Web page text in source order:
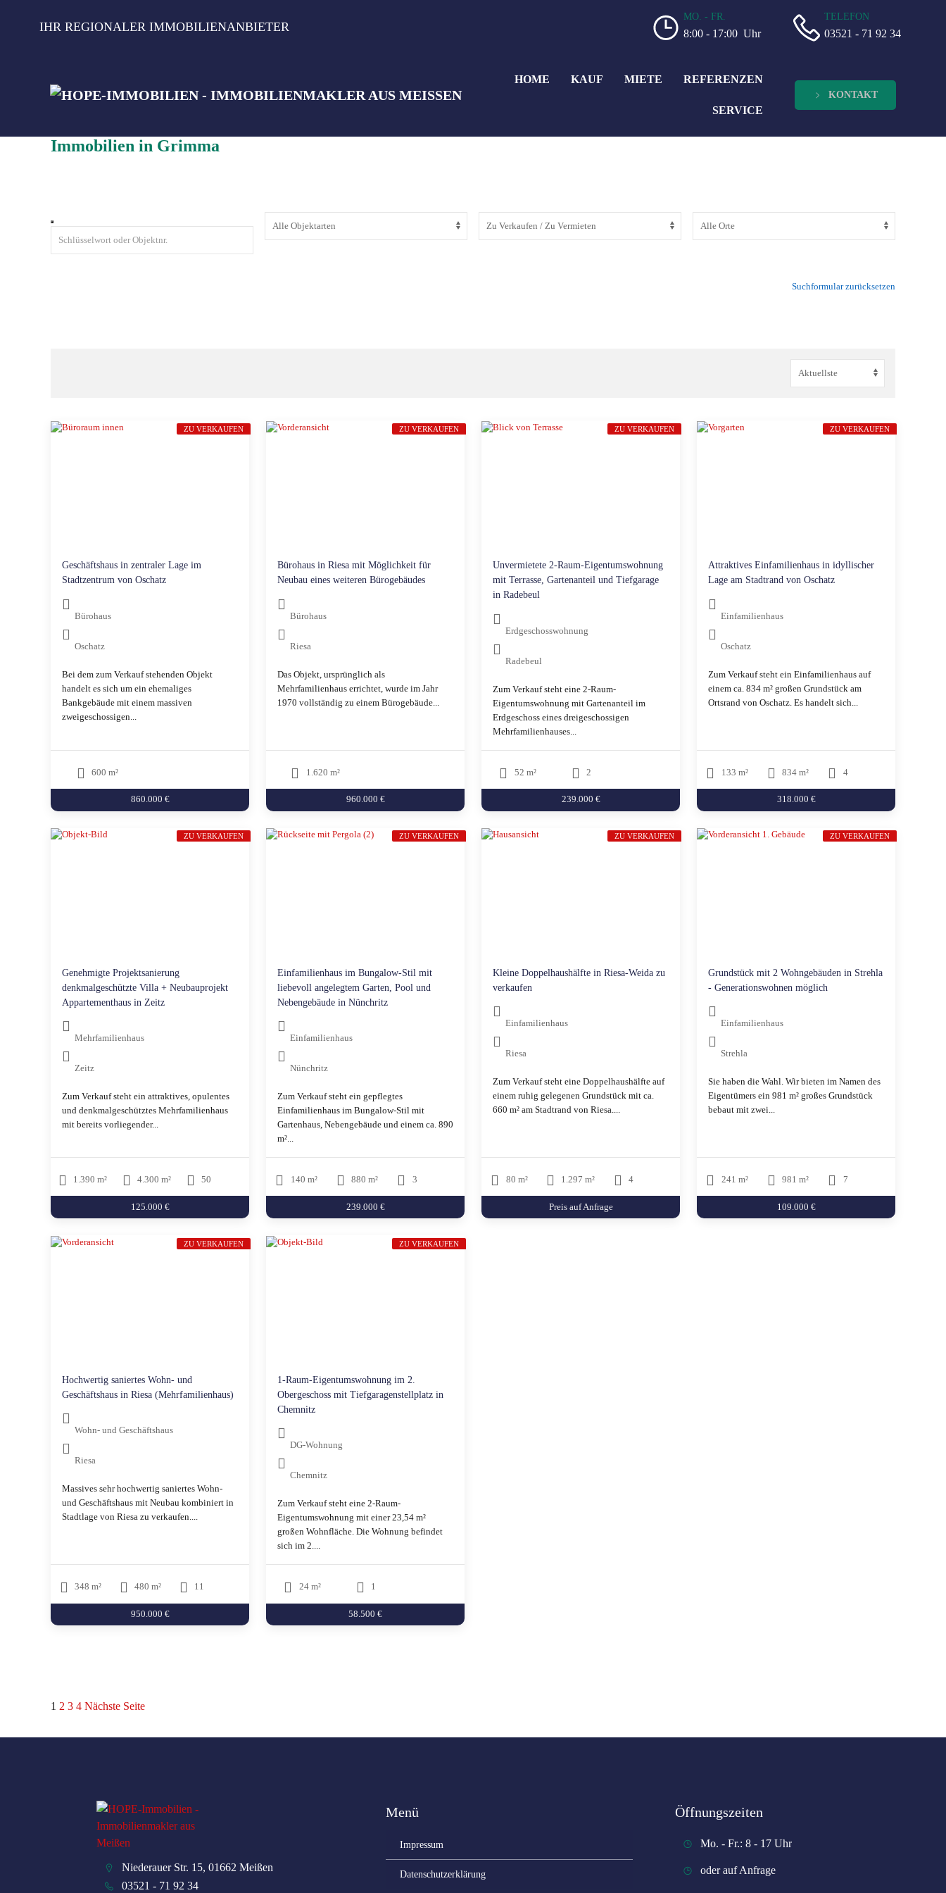
IHR REGIONALER IMMOBILIENANBIETER
MO. - FR.
8:00 - 17:00 Uhr
TELEFON
03521 - 71 92 34
HOME KAUF MIETE REFERENZEN
SERVICE
KONTAKT
Immobilien in Grimma
Suchformular zurücksetzen
Geschäftshaus in zentraler Lage im
Stadtzentrum von Oschatz
Bürohaus
Oschatz
Bei dem zum Verkauf stehenden Objekt
handelt es sich um ein ehemaliges
Bankgebäude mit einem massiven
zweigeschossigen...
600 m²
860.000 €
ZU VERKAUFEN
Bürohaus in Riesa mit Möglichkeit für
Neubau eines weiteren Bürogebäudes
Bürohaus
Riesa
Das Objekt, ursprünglich als
Mehrfamilienhaus errichtet, wurde im Jahr
1970 vollständig zu einem Bürogebäude...
1.620 m²
960.000 €
ZU VERKAUFEN
Unvermietete 2-Raum-Eigentumswohnung
mit Terrasse, Gartenanteil und Tiefgarage
in Radebeul
Erdgeschosswohnung
Radebeul
Zum Verkauf steht eine 2-Raum-
Eigentumswohnung mit Gartenanteil im
Erdgeschoss eines dreigeschossigen
Mehrfamilienhauses...
52 m² 2
239.000 €
ZU VERKAUFEN
Attraktives Einfamilienhaus in idyllischer
Lage am Stadtrand von Oschatz
Einfamilienhaus
Oschatz
Zum Verkauf steht ein Einfamilienhaus auf
einem ca. 834 m² großen Grundstück am
Ortsrand von Oschatz. Es handelt sich...
133 m² 834 m² 4
318.000 €
ZU VERKAUFEN
Genehmigte Projektsanierung
denkmalgeschützte Villa + Neubauprojekt
Appartementhaus in Zeitz
Mehrfamilienhaus
Zeitz
Zum Verkauf steht ein attraktives, opulentes
und denkmalgeschütztes Mehrfamilienhaus
mit bereits vorliegender...
1.390 m² 4.300 m² 50
125.000 €
ZU VERKAUFEN
Einfamilienhaus im Bungalow-Stil mit
liebevoll angelegtem Garten, Pool und
Nebengebäude in Nünchritz
Einfamilienhaus
Nünchritz
Zum Verkauf steht ein gepflegtes
Einfamilienhaus im Bungalow-Stil mit
Gartenhaus, Nebengebäude und einem ca. 890
m²...
140 m² 880 m² 3
239.000 €
ZU VERKAUFEN
Kleine Doppelhaushälfte in Riesa-Weida zu
verkaufen
Einfamilienhaus
Riesa
Zum Verkauf steht eine Doppelhaushälfte auf
einem ruhig gelegenen Grundstück mit ca.
660 m² am Stadtrand von Riesa....
80 m² 1.297 m² 4
Preis auf Anfrage
ZU VERKAUFEN
Grundstück mit 2 Wohngebäuden in Strehla
- Generationswohnen möglich
Einfamilienhaus
Strehla
Sie haben die Wahl. Wir bieten im Namen des
Eigentümers ein 981 m² großes Grundstück
bebaut mit zwei...
241 m² 981 m² 7
109.000 €
ZU VERKAUFEN
Hochwertig saniertes Wohn- und
Geschäftshaus in Riesa (Mehrfamilienhaus)
Wohn- und Geschäftshaus
Riesa
Massives sehr hochwertig saniertes Wohn-
und Geschäftshaus mit Neubau kombiniert in
Stadtlage von Riesa zu verkaufen....
348 m² 480 m² 11
950.000 €
ZU VERKAUFEN
1-Raum-Eigentumswohnung im 2.
Obergeschoss mit Tiefgaragenstellplatz in
Chemnitz
DG-Wohnung
Chemnitz
Zum Verkauf steht eine 2-Raum-
Eigentumswohnung mit einer 23,54 m²
großen Wohnfläche. Die Wohnung befindet
sich im 2....
24 m² 1
58.500 €
ZU VERKAUFEN
Seitennummerierung
der
1 2 3 4 Nächste Seite
Niederauer Str. 15, 01662 Meißen
03521 - 71 92 34
Menü
Impressum
Datenschutzerklärung
Öffnungszeiten
Mo. - Fr.: 8 - 17 Uhr
oder auf Anfrage